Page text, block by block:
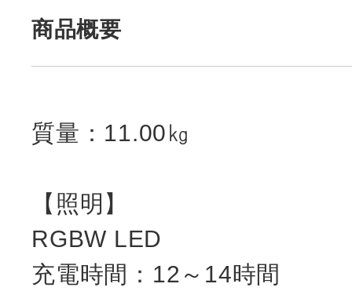
商品概要
質量：11.00㎏
【照明】
RGBW LED
充電時間：12～14時間